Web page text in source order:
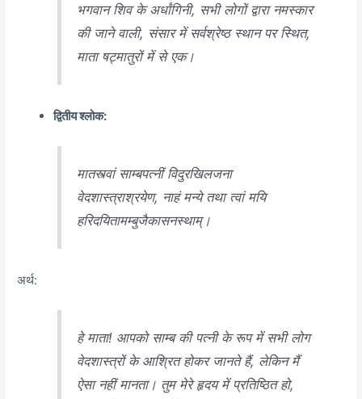
भगवान शिव के अर्धांगिनी, सभी लोगों द्वारा नमस्कार
की जाने वाली, संसार में सर्वश्रेष्ठ स्थान पर स्थित,
माता षट्मातुरों में से एक।
द्वितीय श्लोक:
मातस्त्वां साम्बपत्नीं विदुरखिलजना
वेदशास्त्राश्रयेण, नाहं मन्ये तथा त्वां मयि
हरिदयितामम्बुजैकासनस्थाम्।
अर्थ:
हे माता! आपको साम्ब की पत्नी के रूप में सभी लोग
वेदशास्त्रों के आश्रित होकर जानते हैं, लेकिन मैं
ऐसा नहीं मानता। तुम मेरे हृदय में प्रतिष्ठित हो,